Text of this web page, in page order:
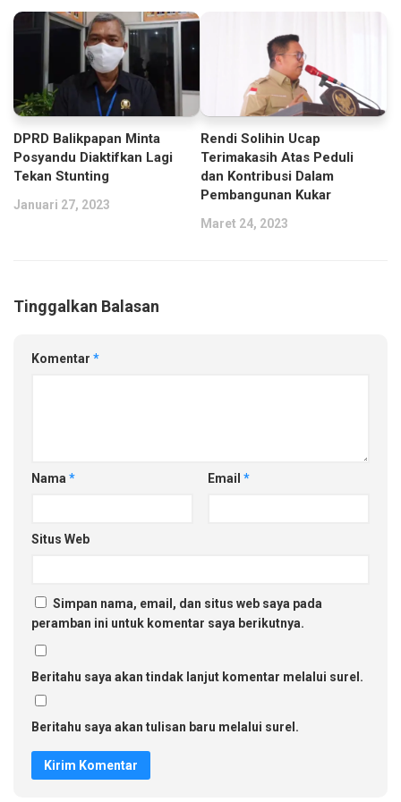
DPRD Balikpapan Minta
Posyandu Diaktifkan Lagi
Tekan Stunting
Januari 27, 2023
Rendi Solihin Ucap
Terimakasih Atas Peduli
dan Kontribusi Dalam
Pembangunan Kukar
Maret 24, 2023
Tinggalkan Balasan
Komentar *
Nama * Email *
Situs Web
Simpan nama, email, dan situs web saya pada
peramban ini untuk komentar saya berikutnya.
Beritahu saya akan tindak lanjut komentar melalui surel.
Beritahu saya akan tulisan baru melalui surel.